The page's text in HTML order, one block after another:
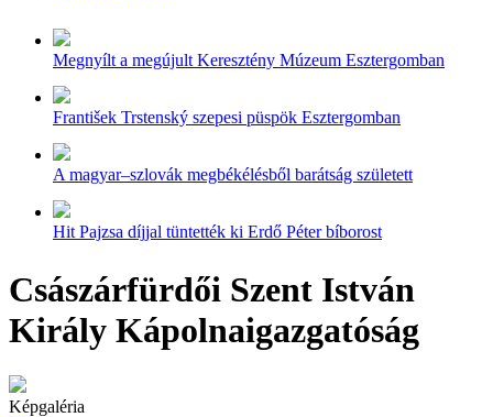
Megnyílt a megújult Keresztény Múzeum Esztergomban
František Trstenský szepesi püspök Esztergomban
A magyar–szlovák megbékélésből barátság született
Hit Pajzsa díjjal tüntették ki Erdő Péter bíborost
Császárfürdői Szent István
Király Kápolnaigazgatóság
Képgaléria